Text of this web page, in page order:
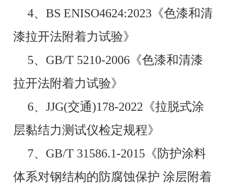
4、BS ENISO4624:2023《色漆和清
漆拉开法附着力试验》
5、GB/T 5210-2006《色漆和清漆
拉开法附着力试验》
6、JJG(交通)178-2022《拉脱式涂
层黏结力测试仪检定规程》
7、GB/T 31586.1-2015《防护涂料
体系对钢结构的防腐蚀保护 涂层附着